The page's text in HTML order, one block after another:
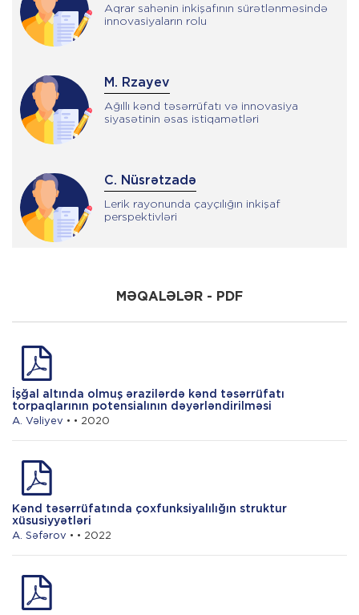
Aqrar sahənin inkişafının sürətlənməsində
innovasiyaların rolu
M. Rzayev
Ağıllı kənd təsərrüfatı və innovasiya
siyasətinin əsas istiqamətləri
C. Nüsrətzadə
Lerik rayonunda çayçılığın inkişaf
perspektivləri
Quraqlığın kənd təsərrüfatı
qiymətləndirilməsi: monitorinq və
M. Hacıyev
Kənd təsərrüfatında dayanıqlı inkişafın
dəstəklənməsinin investisiya mexanizmləri
MƏQALƏLƏR - PDF
İşğal altında olmuş ərazilərdə kənd təsərrüfatı
torpaqlarının potensialının dəyərləndirilməsi
A. Vəliyev • • 2020
Kənd təsərrüfatında çoxfunksiyalılığın struktur
xüsusiyyətləri
A. Səfərov • • 2022